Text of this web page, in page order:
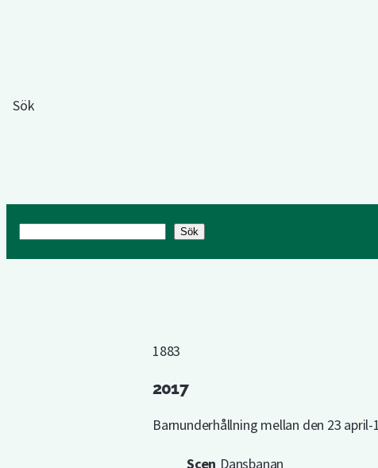
Sök
Sök
1883
2017
Barnunderhållning mellan den 23
Scen Dansbanan